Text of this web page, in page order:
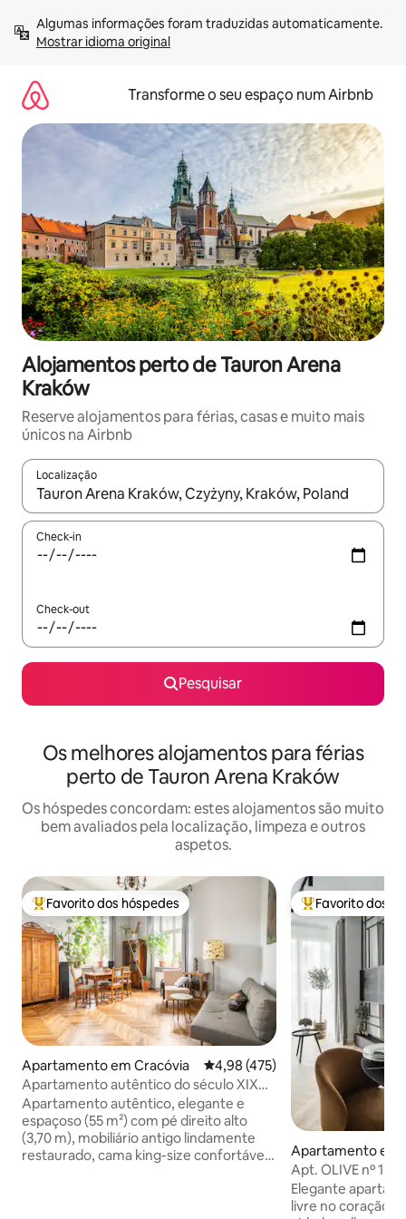
para
Mostrar idioma original
Transforme o seu espaço num Airbnb
Alojamentos perto de Tauron Arena
Kraków
Reserve alojamentos para férias, casas e muito mais
únicos na Airbnb
Localização
Quando os resultados estiverem disponíveis, navegue com
Check-in
Check-out
Pesquisar
Os melhores alojamentos para férias
perto de Tauron Arena Kraków
Os hóspedes concordam: estes alojamentos são muito
bem avaliados pela localização, limpeza e outros
aspetos.
Favoritos dos hóspedes mais apreciados
Favorito dos hóspedes
Apartamento em Cracóvia Classificação média de 4,98 em
4,98 (475)
Apartamento autêntico do século XIX
com vista!
Apartamento autêntico, elegante e
espaçoso (55 m²) com pé direito alto
(3,70 m), mobiliário antigo lindamente
restaurado, cama king-size confortável,
Favoritos dos
Favorito dos
Apartamento em
Apt. OLIVE nº 1 |
Garagem
Elegante
livre no coração